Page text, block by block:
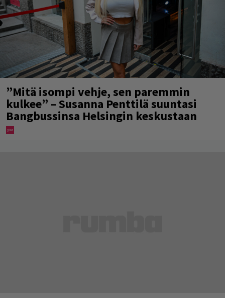
”Mitä isompi vehje, sen paremmin
kulkee” – Susanna Penttilä suuntasi
Bangbussinsa Helsingin keskustaan